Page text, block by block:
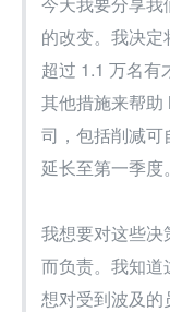
的改变。我决
超过 1.1 万名有
其他措施来帮助
司，包括削减
延长至第一季度。
我想要对这些
而负责。我知
想对受到波及的